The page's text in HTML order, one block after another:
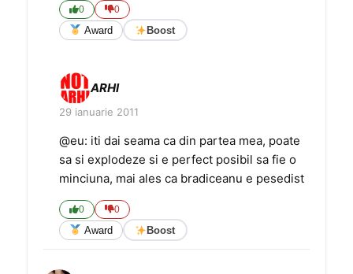
0 0
Award Boost
ARHI
29 ianuarie 2011
@eu: iti dai seama ca din partea mea, poate
sa si explodeze si e perfect posibil sa fie o
minciuna, mai ales ca bradiceanu e pesedist
0 0
Award Boost